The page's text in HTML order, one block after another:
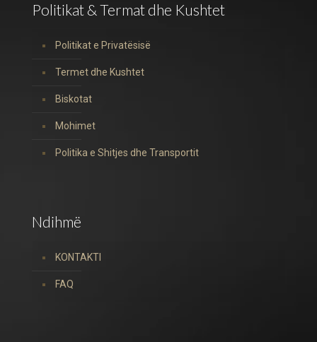
Politikat & Termat dhe Kushtet
Politikat e Privatësisë
Termet dhe Kushtet
Biskotat
Mohimet
Politika e Shitjes dhe Transportit
Ndihmë
KONTAKTI
FAQ